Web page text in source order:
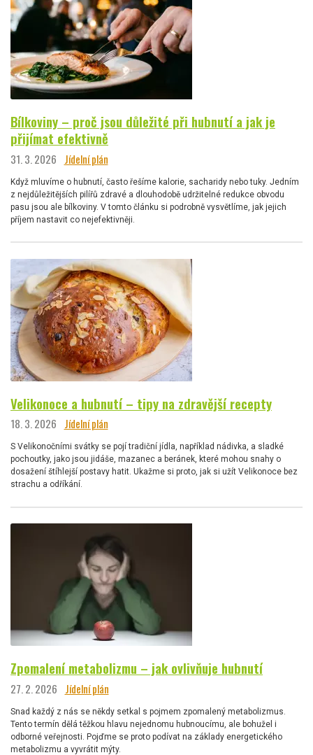
Bílkoviny – proč jsou důležité při hubnutí a jak je
přijímat efektivně
31. 3. 2026 Jídelní plán
Když mluvíme o hubnutí, často řešíme kalorie, sacharidy nebo tuky. Jedním
z nejdůležitějších pilířů zdravé a dlouhodobě udržitelné redukce obvodu
pasu jsou ale bílkoviny. V tomto článku si podrobně vysvětlíme, jak jejich
příjem nastavit co nejefektivněji.
Velikonoce a hubnutí – tipy na zdravější recepty
18. 3. 2026 Jídelní plán
S Velikonočními svátky se pojí tradiční jídla, například nádivka, a sladké
pochoutky, jako jsou jidáše, mazanec a beránek, které mohou snahy o
dosažení štíhlejší postavy hatit. Ukažme si proto, jak si užít Velikonoce bez
strachu a odříkání.
Zpomalení metabolizmu – jak ovlivňuje hubnutí
27. 2. 2026 Jídelní plán
Snad každý z nás se někdy setkal s pojmem zpomalený metabolizmus.
Tento termín dělá těžkou hlavu nejednomu hubnoucímu, ale bohužel i
odborné veřejnosti. Pojďme se proto podívat na základy energetického
metabolizmu a vyvrátit mýty.